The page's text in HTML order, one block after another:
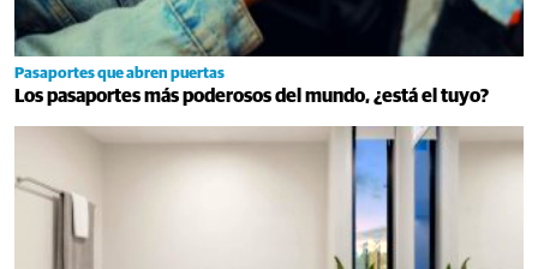
Pasaportes que abren puertas
Los pasaportes más poderosos del mundo, ¿está el tuyo?